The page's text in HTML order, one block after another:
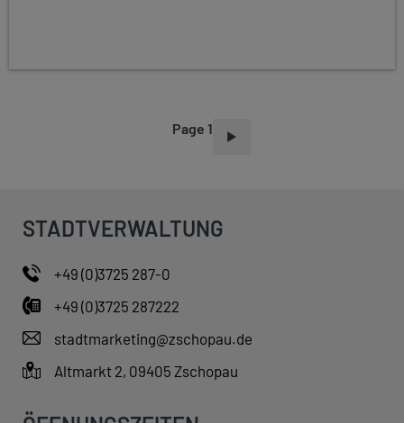
Page 1
STADTVERWALTUNG
+49 (0)3725 287-0
+49 (0)3725 287222
stadtmarketing@zschopau.de
Altmarkt 2, 09405 Zschopau